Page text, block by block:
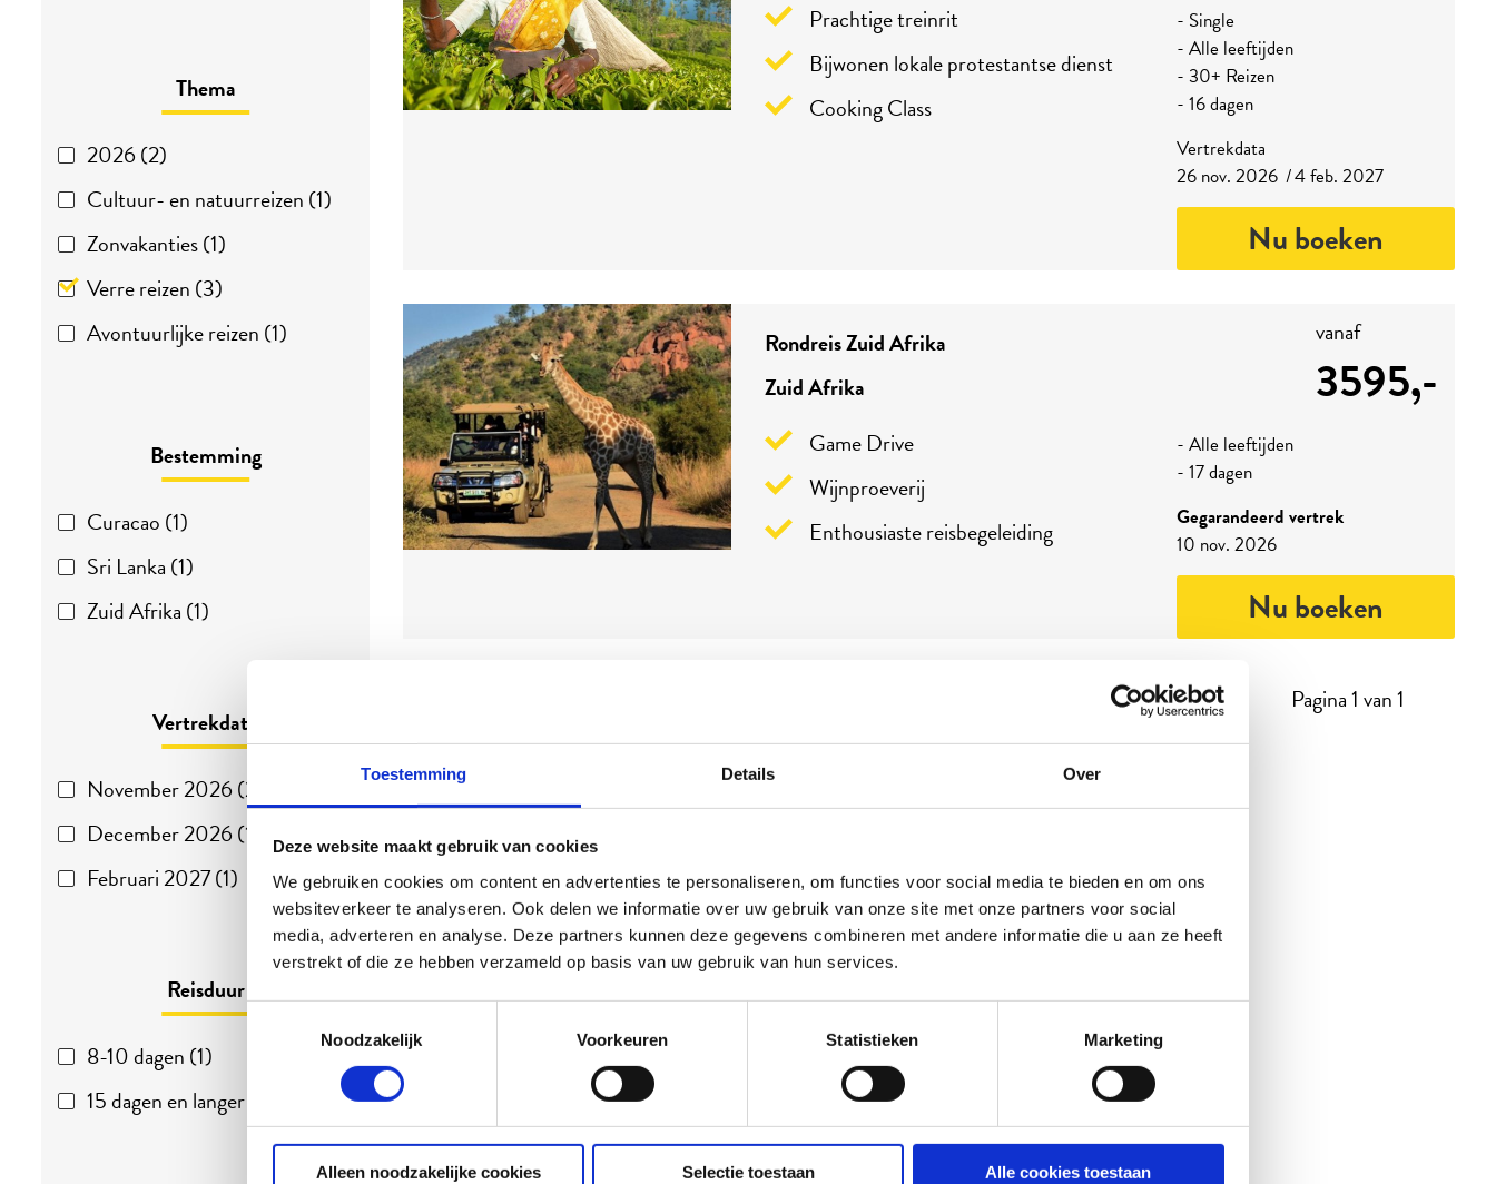
Toestemming Details Over
Deze website maakt gebruik van cookies
We gebruiken cookies om content en advertenties te personaliseren, om functies voor social media te bieden en om ons
websiteverkeer te analyseren. Ook delen we informatie over uw gebruik van onze site met onze partners voor social
media, adverteren en analyse. Deze partners kunnen deze gegevens combineren met andere informatie die u aan ze heeft
verstrekt of die ze hebben verzameld op basis van uw gebruik van hun services.
Toestemmingsselectie
Noodzakelijk
Voorkeuren Statistieken Marketing
Alleen noodzakelijke cookies Selectie toestaan Alle cookies toestaan
Thema
2026 (2)
Cultuur- en natuurreizen (1)
Zonvakanties (1)
Verre reizen (3)
Avontuurlijke reizen (1)
Bestemming
Curacao (1)
Sri Lanka (1)
Zuid Afrika (1)
Vertrekdata
November 2026 (2)
December 2026 (1)
Februari 2027 (1)
Reisduur
8-10 dagen (1)
15 dagen en langer (2)
Prachtige treinrit
Bijwonen lokale protestantse dienst
Cooking Class
- Single
- Alle leeftijden
- 30+ Reizen
- 16 dagen
Vertrekdata
26 nov. 2026
4 feb. 2027
Nu boeken
Rondreis Zuid Afrika
Zuid Afrika
Game Drive
Wijnproeverij
Enthousiaste reisbegeleiding
vanaf
3595,-
- Alle leeftijden
- 17 dagen
Gegarandeerd vertrek
10 nov. 2026
Nu boeken
Pagina 1 van 1